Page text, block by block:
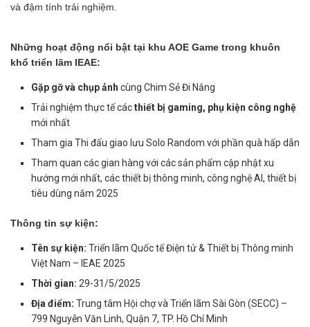
và đậm tính trải nghiệm.
Những hoạt động nổi bật tại khu AOE Game trong khuôn
khổ triển lãm IEAE:
Gặp gỡ và chụp ảnh cùng Chim Sẻ Đi Nắng
Trải nghiệm thực tế cácthiết bị gaming, phụ kiện công nghệ
mới nhất
Tham gia Thi đấu giao lưu Solo Random với phần quà hấp dẫn
Tham quan các gian hàng với các sản phẩm cập nhật xu
hướng mới nhất, các thiết bị thông minh, công nghệ AI, thiết bị
tiêu dùng năm 2025
Thông tin sự kiện:
Tên sự kiện: Triển lãm Quốc tế Điện tử & Thiết bị Thông minh
Việt Nam – IEAE 2025
Thời gian: 29-31/5/2025
Địa điểm: Trung tâm Hội chợ và Triển lãm Sài Gòn (SECC) –
799 Nguyễn Văn Linh, Quận 7, TP. Hồ Chí Minh